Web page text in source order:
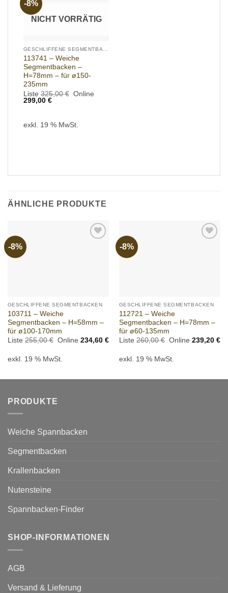
-8%
NICHT VORRÄTIG
GESCHLIFFENE SEGMENTBACKEN
113741 – Weiche
Segmentbacken –
H=78mm – für ø150-
235mm
Liste 325,00€ Ursprünglicher
Online
299,00 €Aktueller
exkl. 19 % MwSt.
ÄHNLICHE PRODUKTE
-8%
GESCHLIFFENE SEGMENTBACKEN
103711 – Weiche
Segmentbacken – H=58mm –
für ø100-170mm
Liste 255,00€ Ursprünglicher
255,00 €
Online 234,60 €Aktueller
234,60 €.
exkl. 19 % MwSt.
-8%
GESCHLIFFENE SEGMENTBACKEN
112721 – Weiche
Segmentbacken – H=78mm –
für ø60-135mm
Liste 260,00€ Ursprünglicher
260,00 €
Online 239,20 €
exkl. 19 % MwSt.
PRODUKTE
Weiche Spannbacken
Segmentbacken
Krallenbacken
Nutensteine
Spannbacken-Finder
SHOP-INFORMATIONEN
AGB
Versand & Lieferung